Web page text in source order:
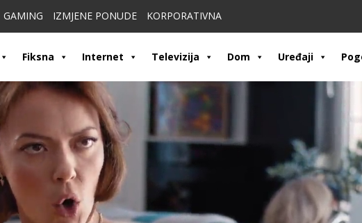
GAMING IZMJENE PONUDE KORPORATIVNA
Fiksna Internet Televizija Dom Uređaji